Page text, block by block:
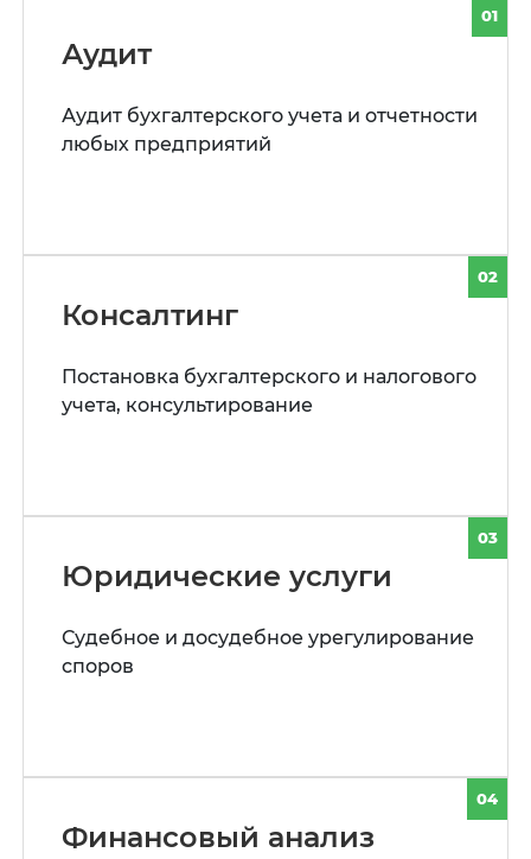
01
Аудит
Аудит бухгалтерского учета и отчетности
любых предприятий
02
Консалтинг
Постановка бухгалтерского и налогового
учета, консультирование
03
Юридические услуги
Судебное и досудебное урегулирование
споров
04
Финансовый анализ